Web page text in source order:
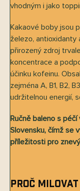
vhodným i jako
Kakaové boby jsou
železo, antioxidanty
přirozený zdroj
koncentrace a
účinku kofeinu.
zejména A, B1, B2,
udržitelnou energií,
Ručně baleno s
Slovensku, čímž se
příležitosti pro
Proč milovat